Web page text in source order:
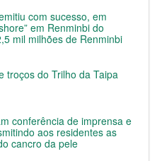
com sucesso, em
em Renminbi do
mil milhões de Renminbi
troços do Trilho da Taipa
conferência de imprensa e
aos residentes as
cancro da pele